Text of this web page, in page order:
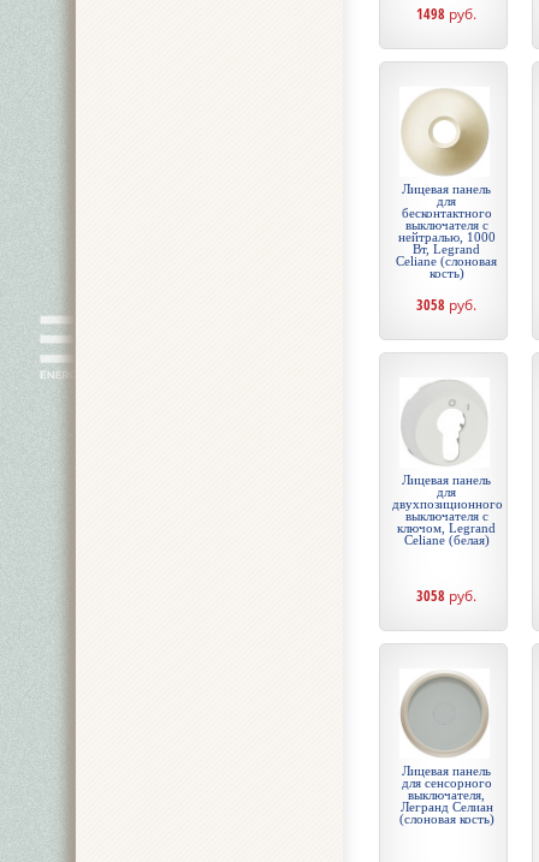
1498 руб.
Лицевая панель
для
бесконтактного
выключателя с
нейтралью, 1000
Вт, Legrand
Celiane (слоновая
кость)
3058 руб.
Лицевая панель
для
двухпозиционного
выключателя с
ключом, Legrand
Celiane (белая)
3058 руб.
Лицевая панель
для сенсорного
выключателя,
Легранд Селиан
(слоновая кость)